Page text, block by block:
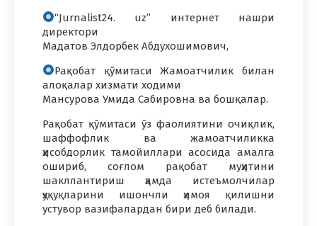
“Jurnalist24. uz” интернет нашри
директори
Мадатов Элдорбек Абдухошимович,
Рақобат қўмитаси Жамоатчилик билан
алоқалар хизмати ходими
Мансурова Умида Сабировна ва бошқалар.
Рақобат қўмитаси ўз фаолиятини очиқлик,
шаффофлик ва жамоатчиликка
ҳисобдорлик тамойиллари асосида амалга
ошириб, соғлом рақобат муҳитини
шакллантириш ҳамда истеъмолчилар
ҳуқуқларини ишончли ҳимоя қилишни
устувор вазифалардан бири деб билади.